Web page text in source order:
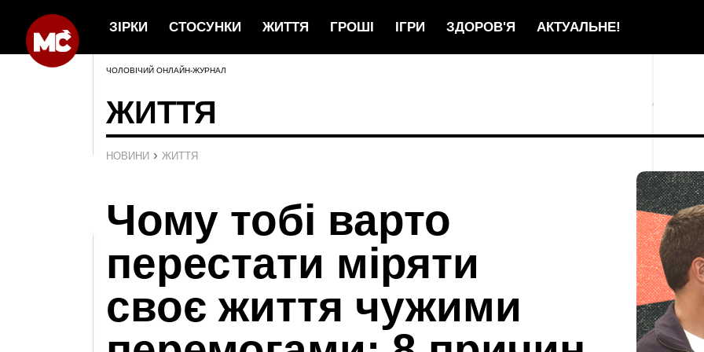
ЗІРКИ СТОСУНКИ ЖИТТЯ ГРОШІ ІГРИ ЗДОРОВ'Я АКТУАЛЬНЕ!
ЧОЛОВІЧИЙ ОНЛАЙН-ЖУРНАЛ
ЖИТТЯ
НОВИНИ › ЖИТТЯ
Чому тобі варто
перестати міряти
своє життя чужими